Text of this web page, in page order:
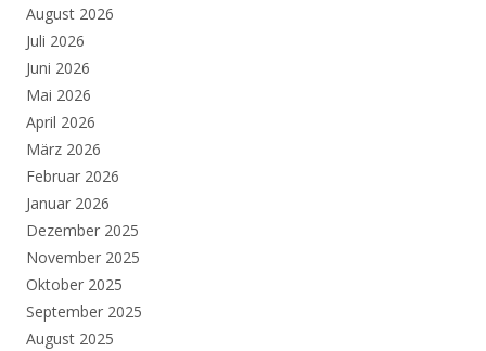
August 2026
Juli 2026
Juni 2026
Mai 2026
April 2026
März 2026
Februar 2026
Januar 2026
Dezember 2025
November 2025
Oktober 2025
September 2025
August 2025